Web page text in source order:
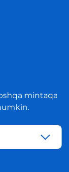
mintaqa